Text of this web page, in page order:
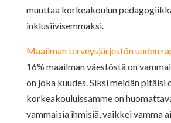
muuttaa korkeakoulun
inklusiivisemmaksi.
Maailman terveysjärjestön uuden
16% maailman väestöstä on
on joka kuudes. Siksi meidän pitäisi
korkeakouluissamme on
vammaisia ihmisiä, vaikkei vamma